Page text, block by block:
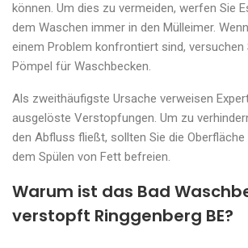
können. Um dies zu vermeiden, werfen Sie
dem Waschen immer in den Mülleimer.
einem Problem konfrontiert sind, versuchen
Pömpel für Waschbecken.
Als zweithäufigste Ursache verweisen
ausgelöste Verstopfungen. Um zu
den Abfluss fließt, sollten Sie die
dem Spülen von Fett befreien.
Warum ist das Bad
verstopft Ringgenberg BE?